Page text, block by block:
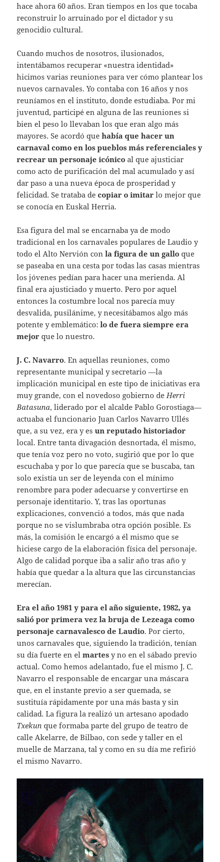
hace ahora 60 años. Eran tiempos en los que tocaba
reconstruir lo arruinado por el dictador y su
genocidio cultural.
Cuando muchos de nosotros, ilusionados,
intentábamos recuperar «nuestra identidad»
hicimos varias reuniones para ver cómo plantear los
nuevos carnavales. Yo contaba con 16 años y nos
reuníamos en el instituto, donde estudiaba. Por mi
juventud, participé en alguna de las reuniones si
bien el peso lo llevaban los que eran algo más
mayores. Se acordó quehabía que hacer un
carnaval como en los pueblos más referenciales y
recrear un personaje icónico al que ajusticiar
como acto de purificación del mal acumulado y así
dar paso a una nueva época de prosperidad y
felicidad. Se trataba decopiar o imitar lo mejor que
se conocía en Euskal Herria.
Esa figura del mal se encarnaba ya de modo
tradicional en los carnavales populares de Laudio y
todo el Alto Nervión conla figura de un gallo que
se paseaba en una cesta por todas las casas mientras
los jóvenes pedían para hacer una merienda. Al
final era ajusticiado y muerto. Pero por aquel
entonces la costumbre local nos parecía muy
desvalida, pusilánime, y necesitábamos algo más
potente y emblemático:lo de fuera siempre era
mejor que lo nuestro.
J. C. Navarro. En aquellas reuniones, como
representante municipal y secretario —la
implicación municipal en este tipo de iniciativas era
muy grande, con el novedoso gobierno deHerri
Batasuna, liderado por el alcalde Pablo Gorostiaga—
actuaba el funcionario Juan Carlos Navarro Ullés
que, a su vez, era y esun reputado historiador
local. Entre tanta divagación desnortada, él mismo,
que tenía voz pero no voto, sugirió que por lo que
escuchaba y por lo que parecía que se buscaba, tan
solo existía un ser de leyenda con el mínimo
renombre para poder adecuarse y convertirse en
personaje identitario. Y, tras las oportunas
explicaciones, convenció a todos, más que nada
porque no se vislumbraba otra opción posible. Es
más, la comisión le encargó a él mismo que se
hiciese cargo de la elaboración física del personaje.
Algo de calidad porque iba a salir año tras año y
había que quedar a la altura que las circunstancias
merecían.
Era el año 1981 y para el año siguiente, 1982, ya
salió por primera vez la bruja de Lezeaga como
personaje carnavalesco de Laudio. Por cierto,
unos carnavales que, siguiendo la tradición, tenían
su día fuerte en elmartesy no en el sábado previo
actual. Como hemos adelantado, fue el mismo J. C.
Navarro el responsable de encargar una máscara
que, en el instante previo a ser quemada, se
sustituía rápidamente por una más basta y sin
calidad. La figura la realizó un artesano apodado
Txekun que formaba parte del grupo de teatro de
calle Akelarre, de Bilbao, con sede y taller en el
muelle de Marzana, tal y como en su día me refirió
el mismo Navarro.